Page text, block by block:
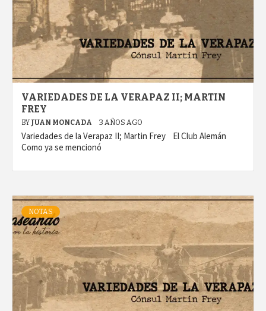
VARIEDADES DE LA VERAPAZ II; MARTIN
FREY
BY JUAN MONCADA 3 AÑOS AGO
Variedades de la Verapaz II; Martin Frey El Club Alemán
Como ya se mencionó
NOTAS